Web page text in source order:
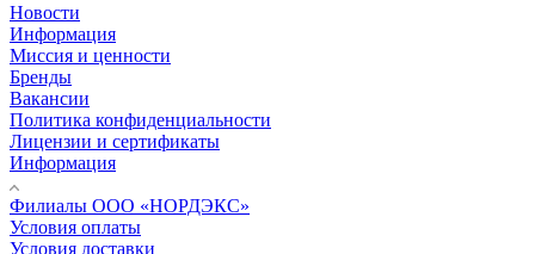
Новости
Информация
Миссия и ценности
Бренды
Вакансии
Политика конфиденциальности
Лицензии и сертификаты
Информация
Филиалы ООО «НОРДЭКС»
Условия оплаты
Условия доставки